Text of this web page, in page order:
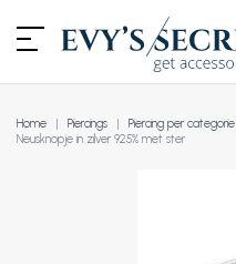
Home Piercings Piercing per categorie
Neusknopje in zilver 925% met ster